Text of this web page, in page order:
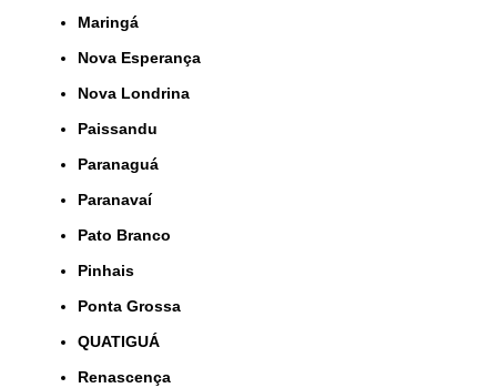
Maringá
Nova Esperança
Nova Londrina
Paissandu
Paranaguá
Paranavaí
Pato Branco
Pinhais
Ponta Grossa
QUATIGUÁ
Renascença